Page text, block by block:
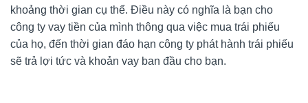
khoảng thời gian cụ thể. Điều này có nghĩa là bạn cho
công ty vay tiền của mình thông qua việc mua trái phiếu
của họ, đến thời gian đáo hạn công ty phát hành trái phiếu
sẽ trả lợi tức và khoản vay ban đầu cho bạn.